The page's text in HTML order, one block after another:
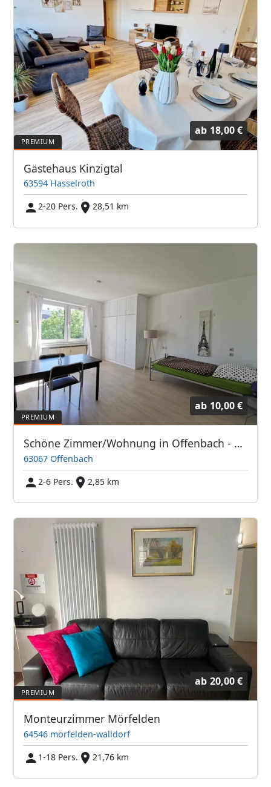
ab 18,00 €
Gästehaus Kinzigtal
63594 Hasselroth
2-20 Pers.
28,51 km
ab 10,00 €
Schöne Zimmer/Wohnung in Offenbach - Direkt bei Frankfurt/Main
63067 Offenbach
2-6 Pers.
2,85 km
ab 20,00 €
Monteurzimmer Mörfelden
64546 mörfelden-walldorf
1-18 Pers.
21,76 km